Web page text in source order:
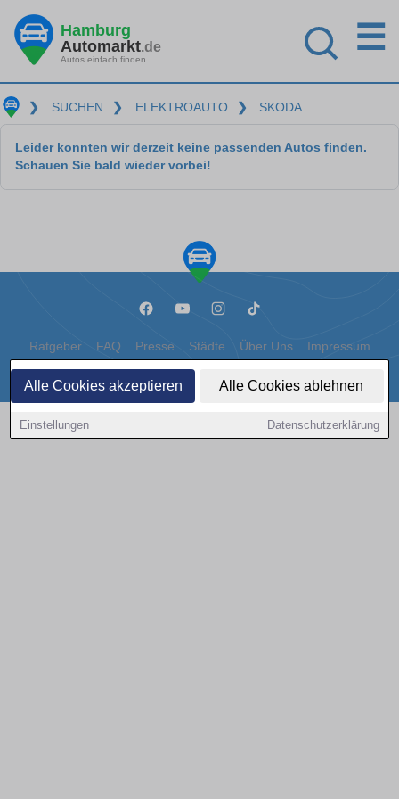
Alle Cookies akzeptieren Alle Cookies ablehnen
Einstellungen Datenschutzerklärung
Hamburg
Automarkt.de
Autos einfach finden
☰
❯ SUCHEN ❯ ELEKTROAUTO ❯ SKODA
Leider konnten wir derzeit keine passenden Autos finden.
Schauen Sie bald wieder vorbei!
Ratgeber FAQ Presse Städte Über Uns Impressum
Datenschutz Cookies
Copyright © 2000 - 2026 | 1A Infosysteme GmbH | Content by: 1a-sites-autos